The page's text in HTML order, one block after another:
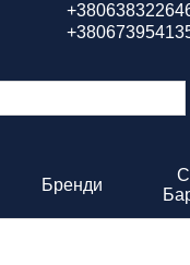
Бренди